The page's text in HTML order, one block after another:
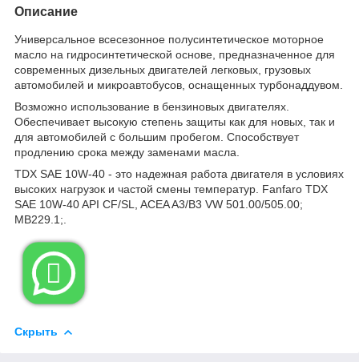
Описание
Универсальное всесезонное полусинтетическое моторное
масло на гидросинтетической основе, предназначенное для
современных дизельных двигателей легковых, грузовых
автомобилей и микроавтобусов, оснащенных турбонаддувом.
Возможно использование в бензиновых двигателях.
Обеспечивает высокую степень защиты как для новых, так и
для автомобилей с большим пробегом. Способствует
продлению срока между заменами масла.
TDX SAE 10W-40 - это надежная работа двигателя в условиях
высоких нагрузок и частой смены температур. Fanfaro TDX
SAE 10W-40 API CF/SL, ACEA A3/В3 VW 501.00/505.00;
MB229.1;.

Скрыть